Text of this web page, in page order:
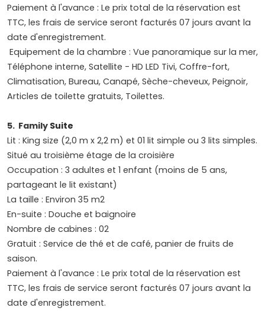
Paiement à l'avance : Le prix total de la réservation est
TTC, les frais de service seront facturés 07 jours avant la
date d'enregistrement.
Equipement de la chambre : Vue panoramique sur la mer,
Téléphone interne, Satellite - HD LED Tivi, Coffre-fort,
Climatisation, Bureau, Canapé, Sèche-cheveux, Peignoir,
Articles de toilette gratuits, Toilettes.
5. Family Suite
Lit : King size (2,0 m x 2,2 m) et 01 lit simple ou 3 lits simples.
Situé au troisième étage de la croisière
Occupation : 3 adultes et 1 enfant (moins de 5 ans,
partageant le lit existant)
La taille : Environ 35 m2
En-suite : Douche et baignoire
Nombre de cabines : 02
Gratuit : Service de thé et de café, panier de fruits de
saison.
Paiement à l'avance : Le prix total de la réservation est
TTC, les frais de service seront facturés 07 jours avant la
date d'enregistrement.